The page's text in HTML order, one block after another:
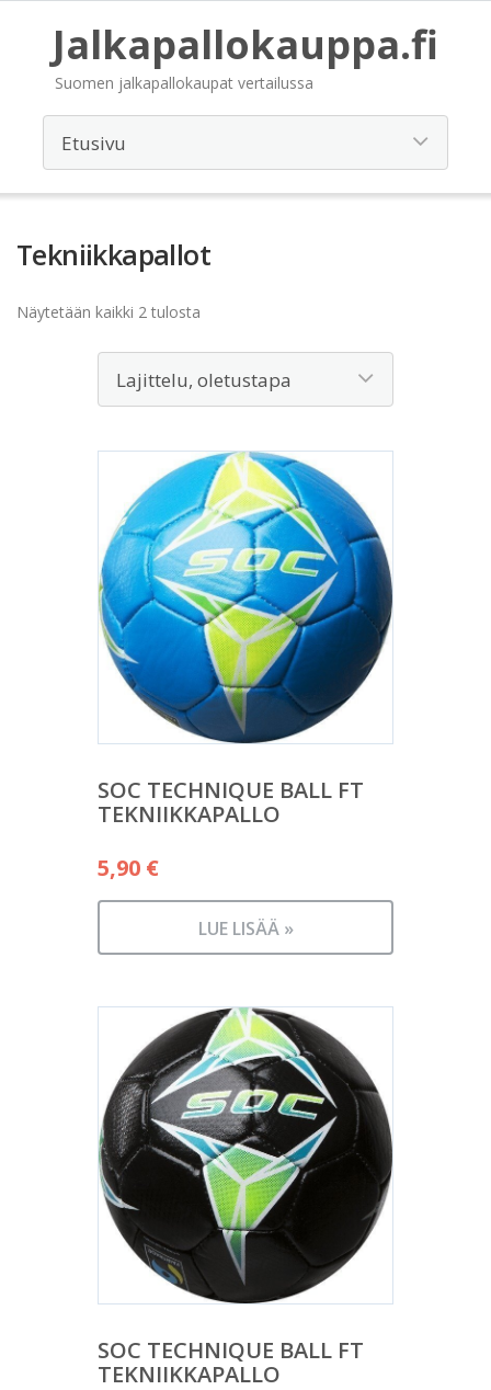
Jalkapallokauppa.fi
Suomen jalkapallokaupat vertailussa
Tekniikkapallot
Näytetään kaikki 2 tulosta
SOC TECHNIQUE BALL FT
TEKNIIKKAPALLO
5,90 €
LUE LISÄÄ »
SOC TECHNIQUE BALL FT
TEKNIIKKAPALLO